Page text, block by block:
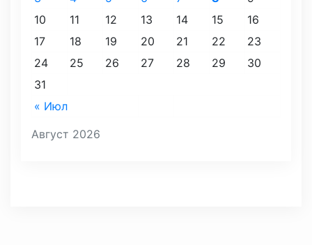
Август 2026
« Июл
10
11 12 13 14 15
16
17
18 19 20 21 22
23
24
25 26 27 28 29
30
31